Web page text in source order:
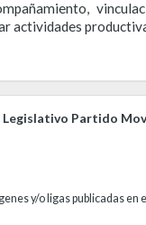
actividades
Partido
y/o ligas publicadas en